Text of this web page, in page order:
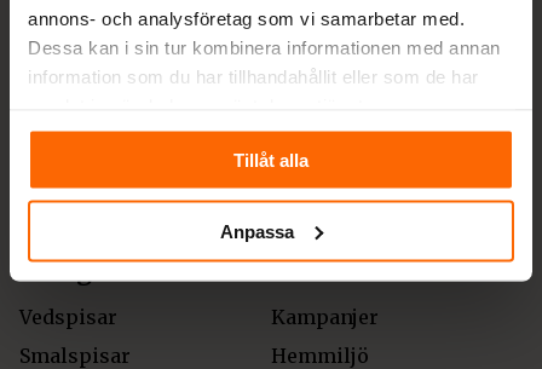
annons- och analysföretag som vi samarbetar med.
Dessa kan i sin tur kombinera informationen med annan
information som du har tillhandahållit eller som de har
Tillåt alla
Anpassa
Betalningsalternativ
Kategorier
Vedspisar
Smalspisar
Annat
Kampanjer
Hemmiljö